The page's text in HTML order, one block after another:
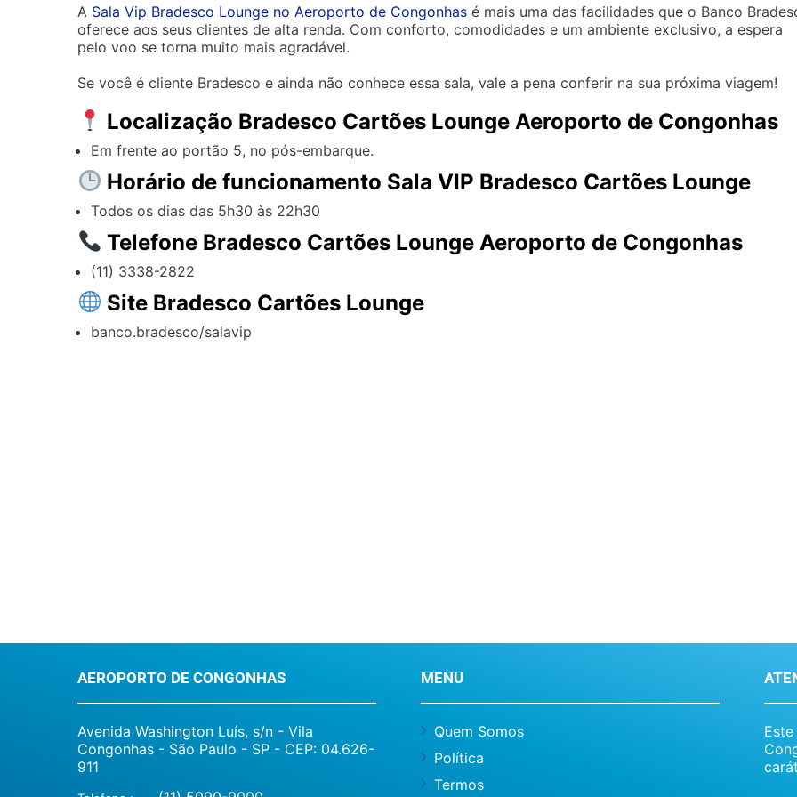
A Sala Vip Bradesco Lounge no Aeroporto de Congonhas é mais uma das facilidades que o Banco
oferece aos seus clientes de alta renda. Com conforto, comodidades e um ambiente exclusivo, a espera
pelo voo se torna muito mais agradável.
Se você é cliente Bradesco e ainda não conhece essa sala, vale a pena conferir na sua próxima viagem!
Localização Bradesco Cartões Lounge Aeroporto de Congonhas
Em frente ao portão 5, no pós-embarque.
Horário de funcionamento Sala VIP Bradesco Cartões Lounge
Todos os dias das 5h30 às 22h30
Telefone Bradesco Cartões Lounge Aeroporto de Congonhas
(11) 3338-2822
Site Bradesco Cartões Lounge
banco.bradesco/salavip
AEROPORTO DE CONGONHAS
Avenida Washington Luís, s/n - Vila
Congonhas - São Paulo - SP - CEP: 04.626-
911
MENU
Quem Somos
Política
Termos